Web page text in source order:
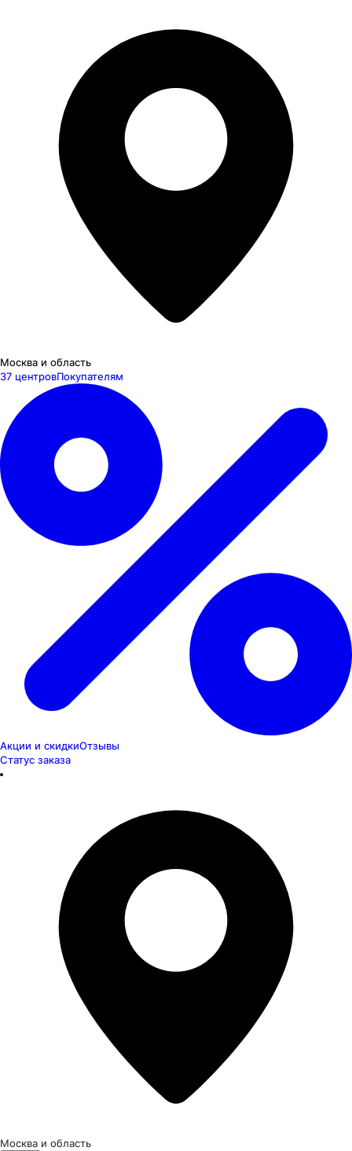
Москва и область
37 центровПокупателям
Акции и скидкиОтзывы
Статус заказа
Москва и область